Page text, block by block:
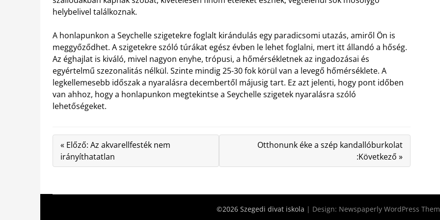
helybelivel találkoznak.
A honlapunkon a Seychelle szigetekre foglalt kirándulás egy paradicsomi utazás, amiről Ön is
meggyőződhet. A szigetekre szóló túrákat egész évben le lehet foglalni, mert itt állandó a hőség.
Az éghajlat is kiváló, mivel nagyon enyhe, trópusi, a hőmérsékletnek az ingadozásai és
egyértelmű szezonalitás nélkül. Szinte mindig 25-30 fok körül van a levegő hőmérséklete. A
legkellemesebb időszak a nyaralásra decembertől májusig tart. Ez azt jelenti, hogy pont időben
van ahhoz, hogy a honlapunkon megtekintse a Seychelle szigetek nyaralásra szóló
lehetőségeket.
« Előző: Az akvarellfesték nem
irányíthatatlan
Otthonunk éke a szép kandallóburkolat
:Következő »
©2026 Szegedi divat iskola | Design: Newspaperly WordPress